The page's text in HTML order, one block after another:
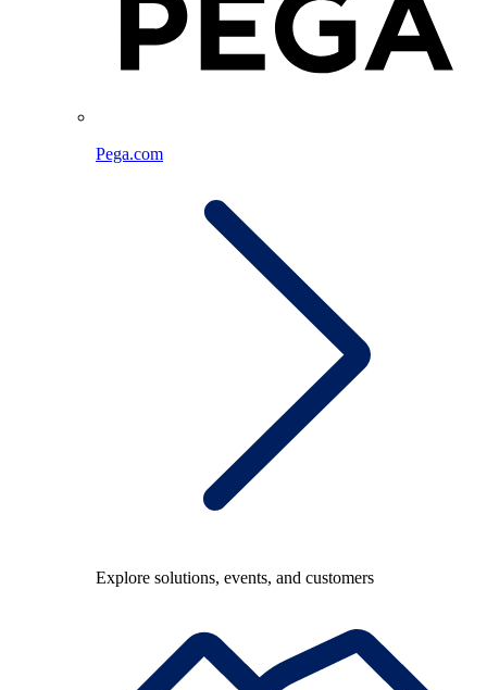
Pega.com
Explore solutions, events, and customers